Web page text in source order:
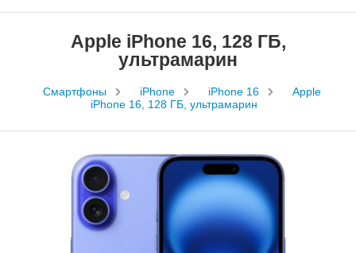
Apple iPhone 16, 128 ГБ,
ультрамарин
Смартфоны iPhone iPhone 16
Apple
iPhone 16, 128 ГБ, ультрамарин